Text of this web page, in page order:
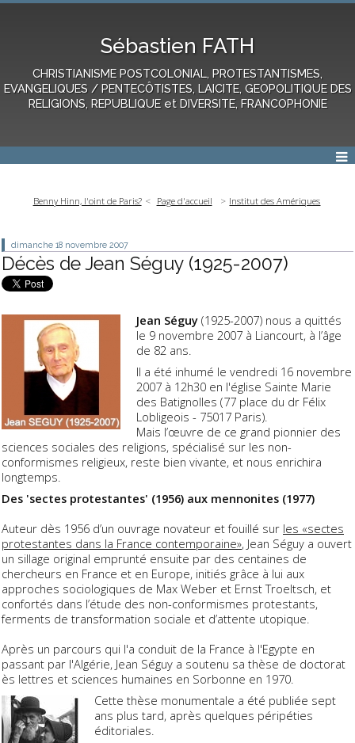
Sébastien FATH
CHRISTIANISME POSTCOLONIAL, PROTESTANTISMES,
EVANGELIQUES / PENTECÔTISTES, LAICITE, GEOPOLITIQUE DES
RELIGIONS, REPUBLIQUE et DIVERSITE, FRANCOPHONIE
Benny Hinn, l'oint de Paris? Page d'accueil Institut des Amériques
dimanche 18 novembre 2007
Décès de Jean Séguy (1925-2007)
Jean Séguy (1925-2007) nous a quittés
le 9 novembre 2007 à Liancourt, à l’âge
de 82 ans.
Il a été inhumé le vendredi 16 novembre
2007 à 12h30 en l'église Sainte Marie
des Batignolles (77 place du dr Félix
Lobligeois - 75017 Paris).
Mais l’œuvre de ce grand pionnier des
sciences sociales des religions, spécialisé sur les non-
conformismes religieux, reste bien vivante, et nous enrichira
longtemps.
Des 'sectes protestantes' (1956) aux mennonites (1977)
Auteur dès 1956 d’un ouvrage novateur et fouillé sur les «sectes
protestantes dans la France contemporaine», Jean Séguy a ouvert
un sillage original emprunté ensuite par des centaines de
chercheurs en France et en Europe, initiés grâce à lui aux
approches sociologiques de Max Weber et Ernst Troeltsch, et
confortés dans l’étude des non-conformismes protestants,
ferments de transformation sociale et d’attente utopique.
Après un parcours qui l'a conduit de la France à l'Egypte en
passant par l'Algérie, Jean Séguy a soutenu sa thèse de doctorat
ès lettres et sciences humaines en Sorbonne en 1970.
Cette thèse monumentale a été publiée sept
ans plus tard, après quelques péripéties
éditoriales.